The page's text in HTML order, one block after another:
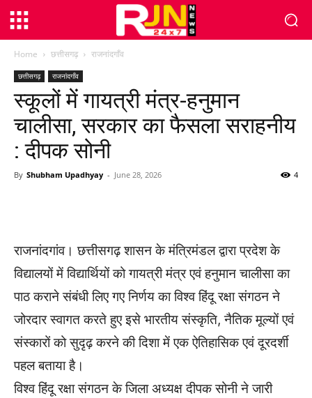
Home छत्तीसगढ़ राजनांदगाँव
छत्तीसगढ़ राजनांदगाँव
स्कूलों में गायत्री मंत्र-हनुमान
चालीसा, सरकार का फैसला सराहनीय
: दीपक सोनी
By Shubham Upadhyay - June 28, 2026 4
राजनांदगांव। छत्तीसगढ़ शासन के मंत्रिमंडल द्वारा प्रदेश के
विद्यालयों में विद्यार्थियों को गायत्री मंत्र एवं हनुमान चालीसा का
पाठ कराने संबंधी लिए गए निर्णय का विश्व हिंदू रक्षा संगठन ने
जोरदार स्वागत करते हुए इसे भारतीय संस्कृति, नैतिक मूल्यों एवं
संस्कारों को सुदृढ़ करने की दिशा में एक ऐतिहासिक एवं दूरदर्शी
पहल बताया है।
विश्व हिंदू रक्षा संगठन के जिला अध्यक्ष दीपक सोनी ने जारी